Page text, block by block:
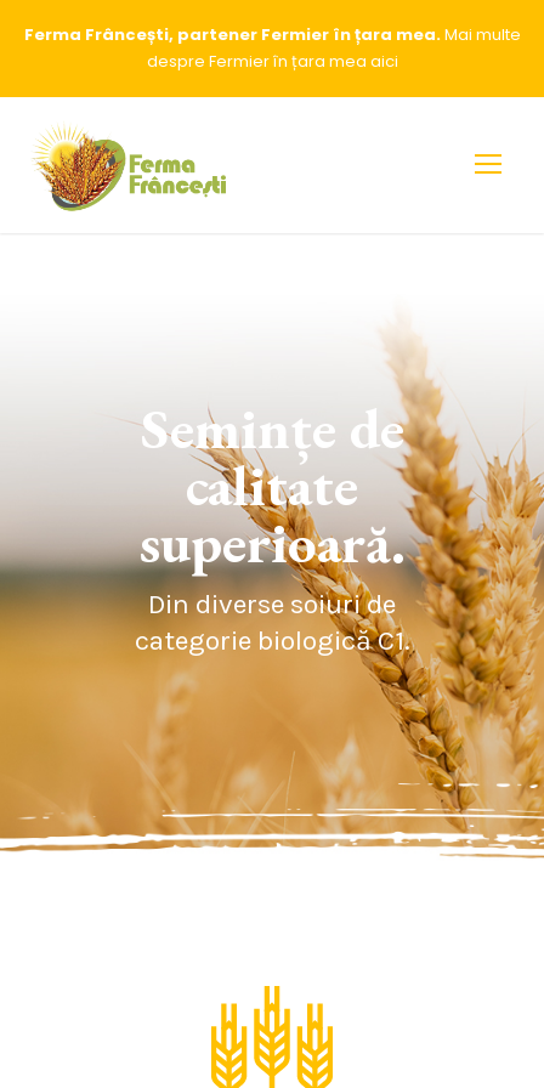
Ferma Frâncești, partener Fermier în țara mea.Mai multe
despre Fermier în țara mea aici